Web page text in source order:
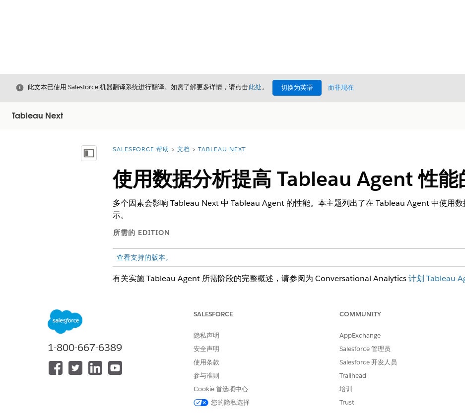
关闭
此文本已使用 Salesforce 机器翻译系统进行翻译。如需了解更多详情，请点击此处。 切换为英语 而非现在
Tableau Next
显示目录 您在此处：
SALESFORCE 帮助 文档 TABLEAU NEXT
使用数据分析提高 Tableau Agent 性能
多个因素会影响 Tableau Next 中 Tableau Agent 的性能。本主题列出了在 Tableau Agent 中使用
示。
所需的 EDITION
查看支持的版本。
有关实施 Tableau Agent 所需阶段的完整概述，请参阅为 Conversational Analytics计划 Tableau
设计小心连接。避免多对多或非严格连接（例如 between），这会扩展结果集并降低查询速度。示例：如果将
将复杂性推入 ETL。繁重的计算或派生字段（例如预测的收入）应在 Data Cloud 转换中预先计算，而不是在
示例：不要在运行时计算预测业务机会结束率 ，而是在 ETL 中计算它并将其公开为度量。
仔细处理大型事实表（> 1 亿行）。预计算聚合（例如，每月收入总额）或应用语义模型筛选器，以减少运行
示例：对于包含 5 亿行的销售事实表，按季度预聚合 ACV，以帮助礼宾部回答“按季度向我显示
遵循语义模型设计的最佳实践
仅包括业务所需的对象和字段。
1-800-667-6389
SALESFORCE
隐私声明
安全声明
使用条款
参与准则
Cookie 首选项中心
您的隐私选择
COMMUNITY
AppExchange
Salesforce 管理员
Salesforce 开发人员
Trailhead
培训
Trust